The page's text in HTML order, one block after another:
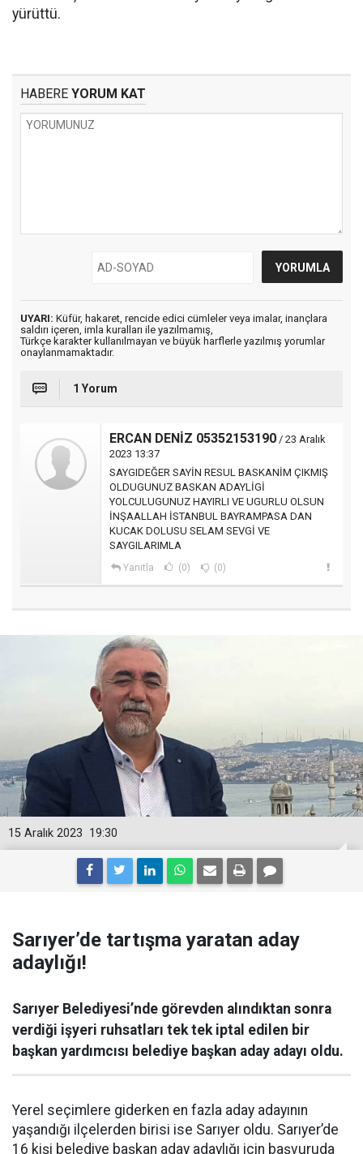
yürüttü.
HABERE YORUM KAT
UYARI: Küfür, hakaret, rencide edici cümleler veya imalar, inançlara
saldırı içeren, imla kuralları ile yazılmamış,
Türkçe karakter kullanılmayan ve büyük harflerle yazılmış yorumlar
onaylanmamaktadır.
1 Yorum
ERCAN DENİZ 05352153190 / 23 Aralık
2023 13:37
SAYGIDEĞER SAYİN RESUL BASKANİM ÇIKMIŞ
OLDUGUNUZ BASKAN ADAYLİGİ
YOLCULUGUNUZ HAYIRLI VE UGURLU OLSUN
İNŞAALLAH İSTANBUL BAYRAMPASA DAN
KUCAK DOLUSU SELAM SEVGİ VE
SAYGILARIMLA
Yanıtla (0) (0)
19:30
15 Aralık 2023
Sarıyer’de tartışma yaratan aday
adaylığı!
Sarıyer Belediyesi’nde görevden alındıktan sonra
verdiği işyeri ruhsatları tek tek iptal edilen bir
başkan yardımcısı belediye başkan aday adayı oldu.
Yerel seçimlere giderken en fazla aday adayının
yaşandığı ilçelerden birisi ise Sarıyer oldu. Sarıyer’de
16 kişi belediye başkan aday adaylığı için başvuruda